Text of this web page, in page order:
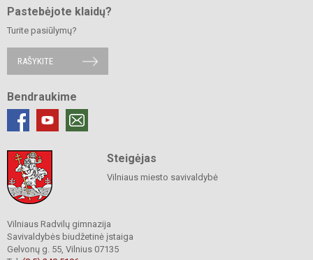
Pastebėjote klaidų?
Turite pasiūlymų?
RAŠYKITE
Bendraukime
Steigėjas
Vilniaus miesto savivaldybė
Vilniaus Radvilų gimnazija
Savivaldybės biudžetinė įstaiga
Gelvonų g. 55, Vilnius 07135